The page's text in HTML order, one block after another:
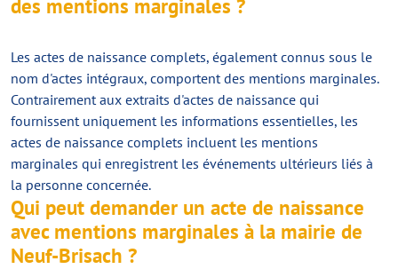
des mentions marginales ?
Les actes de naissance complets, également connus sous le
nom d'actes intégraux, comportent des mentions marginales.
Contrairement aux extraits d'actes de naissance qui
fournissent uniquement les informations essentielles, les
actes de naissance complets incluent les mentions
marginales qui enregistrent les événements ultérieurs liés à
la personne concernée.
Qui peut demander un acte de naissance
avec mentions marginales à la mairie de
Neuf-Brisach ?